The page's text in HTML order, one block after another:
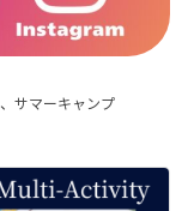
、 サマーキャンプ